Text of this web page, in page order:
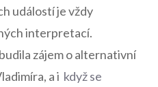
událostí je vždy
interpretací.
zájem o alternativní
a i když se